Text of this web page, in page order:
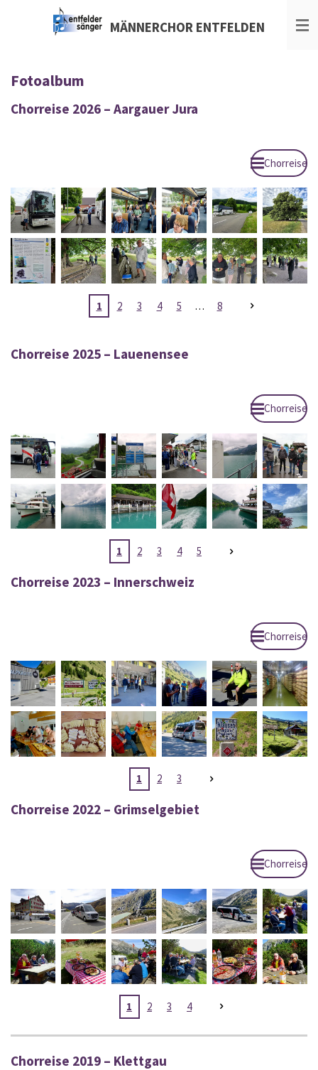
Hauptinhalt
MÄNNERCHOR ENTFELDEN
Fotoalbum
Chorreise 2026 – Aargauer Jura
Chorreise
1 2 3 4 5 8
Chorreise 2025 – Lauenensee
Chorreise
1 2 3 4 5
Chorreise 2023 – Innerschweiz
Chorreise
1 2 3
Chorreise 2022 – Grimselgebiet
Chorreise
1 2 3 4
Chorreise 2019 – Klettgau